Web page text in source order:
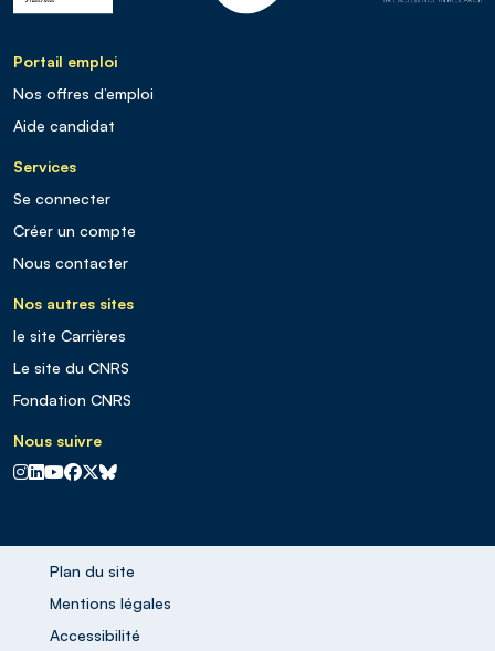
Portail emploi
Nos offres d’emploi
Aide candidat
Services
Se connecter
Créer un compte
Nous contacter
Nos autres sites
le site Carrières
Le site du CNRS
Fondation CNRS
Nous suivre
CNRS sur Instagram
CNRS sur Linkedin
CNRS sur Youtube
CNRS sur Facebook
CNRS sur X
CNRS sur Blus sky
Plan du site
Mentions légales
Accessibilité